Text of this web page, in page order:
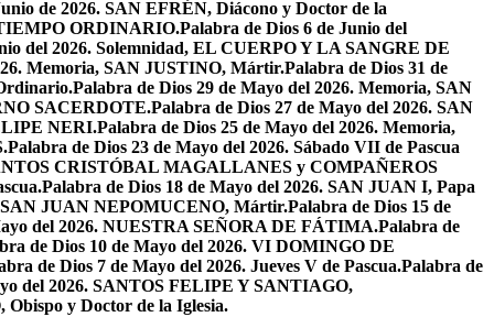
de 2026. SAN EFRÉN, Diácono y Doctor de la
ORDINARIO.Palabra de Dios 6 de Junio del
del 2026. Solemnidad, EL CUERPO Y LA SANGRE DE
Memoria, SAN JUSTINO, Mártir.Palabra de Dios 31 de
Palabra de Dios 29 de Mayo del 2026. Memoria, SAN
SACERDOTE.Palabra de Dios 27 de Mayo del 2026. SAN
NERI.Palabra de Dios 25 de Mayo del 2026. Memoria,
Palabra de Dios 23 de Mayo del 2026. Sábado VII de Pascua
CRISTÓBAL MAGALLANES y COMPAÑEROS
Palabra de Dios 18 de Mayo del 2026. SAN JUAN I, Papa
SAN JUAN NEPOMUCENO, Mártir.Palabra de Dios 15 de
del 2026. NUESTRA SEÑORA DE FÁTIMA.Palabra de
de Dios 10 de Mayo del 2026. VI DOMINGO DE
de Dios 7 de Mayo del 2026. Jueves V de Pascua.Palabra de
del 2026. SANTOS FELIPE Y SANTIAGO,
y Doctor de la Iglesia.